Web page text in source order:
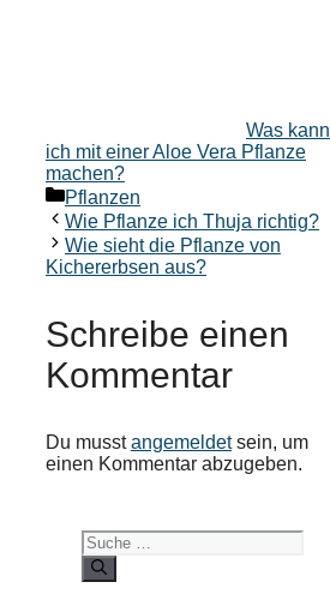
Was kann
ich mit einer Aloe Vera Pflanze
machen?
Kategorien
Pflanzen
Wie Pflanze ich Thuja richtig?
Wie sieht die Pflanze von
Kichererbsen aus?
Schreibe einen
Kommentar
Du musstangemeldetsein, um
einen Kommentar abzugeben.
Suche
nach: